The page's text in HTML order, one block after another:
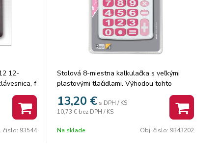
Napájanie: Solárne + Batériové (1xLR44)
Pevné zasúvacie puzdro Rozmery (vxšxd):
77 x 165,5 x 11,1 mm Hmotnosť: 90g
12-
f
čislo: 93544
Stolová 8-miestna kalkulačka s veľkými
plastovými tlačidlami. Výhodou tohto
modelu je duálne napájanie: 1,5 V batéria +
solárny panel, čo zaručuje dlhšiu životnosť.
Kalkulačka má základné funkcie. Farba:
13,20 € s DPH / KS
10,73 € bez DPH / KS
Na sklade Obj. čislo: 9343202